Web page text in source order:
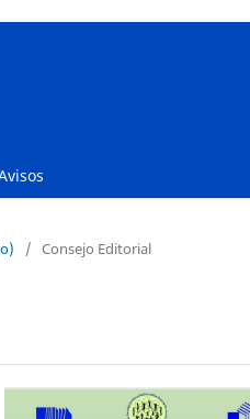
/ Consejo Editorial